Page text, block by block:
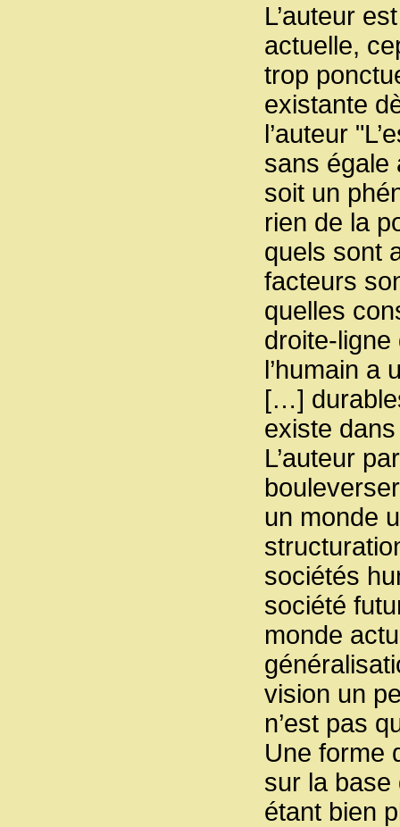
L’auteur
actuelle,
trop
existante
l’auteur
sans égale
soit un
rien de la
quels sont
facteurs
quelles
droite-
l’humain a
[…]
existe
L’auteur
un monde
sociétés
société
monde
vision un
n’est pas
Une forme
sur la base
étant bien